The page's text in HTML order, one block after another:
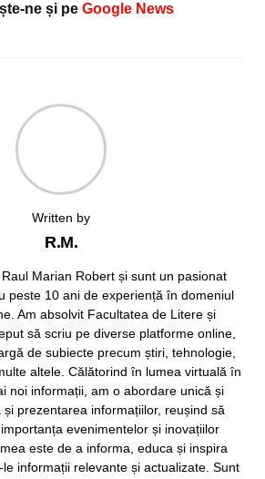
ne și pe Google News
Written by
R.M.
Marian Robert și sunt un pasionat
peste 10 ani de experiență în domeniul
Am absolvit Facultatea de Litere și
să scriu pe diverse platforme online,
de subiecte precum știri, tehnologie,
altele. Călătorind în lumea virtuală în
noi informații, am o abordare unică și
și prezentarea informațiilor, reușind să
evenimentelor și inovațiilor
este de a informa, educa și inspira
informații relevante și actualizate. Sunt